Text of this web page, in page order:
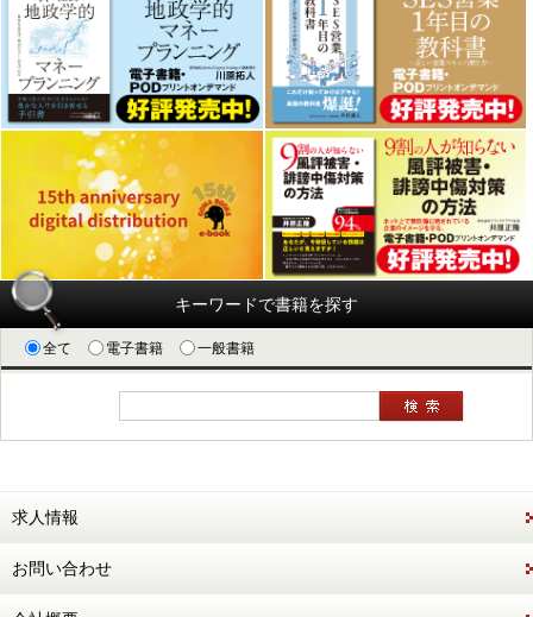
キーワードで書籍を探す
全て 電子書籍 一般書籍
求人情報
お問い合わせ